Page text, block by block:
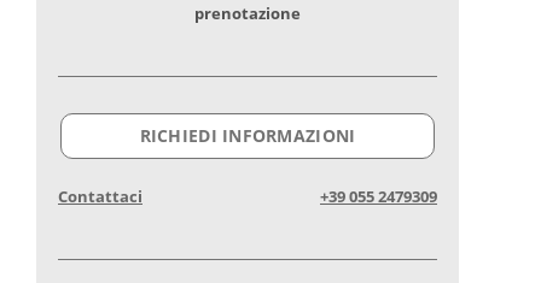
prenotazione
RICHIEDI INFORMAZIONI
Contattaci +39 055 2479309